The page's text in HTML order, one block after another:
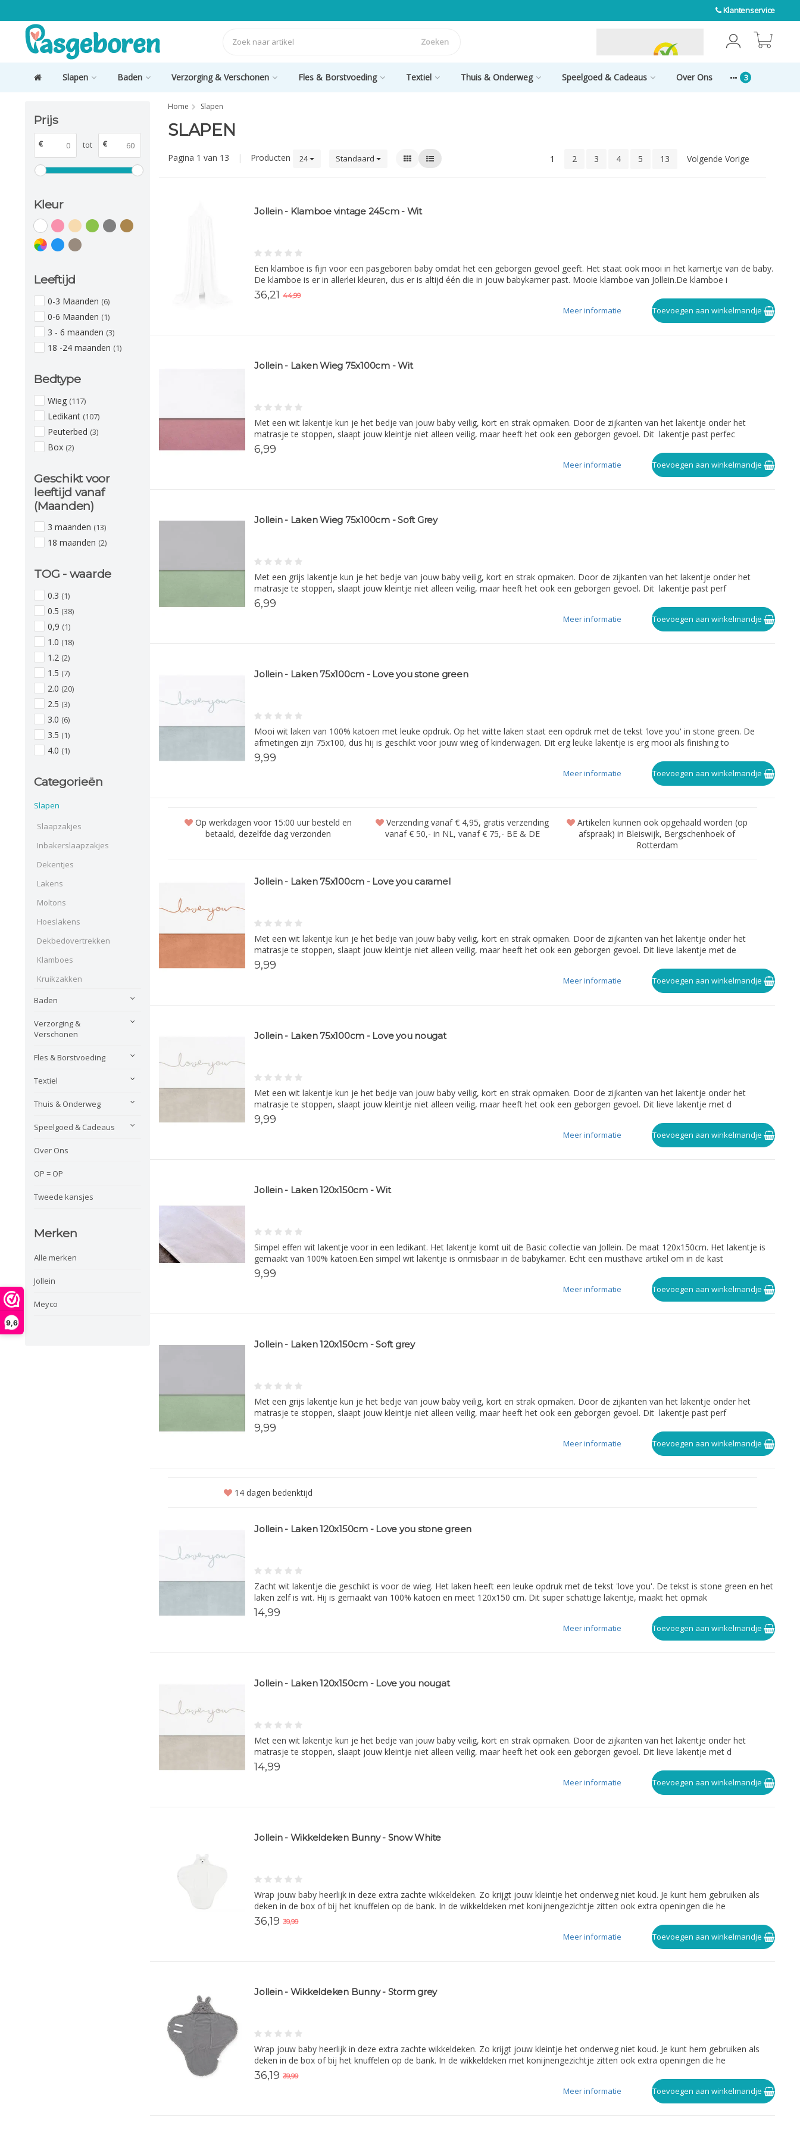
9,6
Klantenservice
Zoeken
Slapen Baden Verzorging & Verschonen Fles & Borstvoeding Textiel Thuis & Onderweg Speelgoed & Cadeaus Over Ons
Prijs
€ tot €
Kleur
Leeftijd
0-3 Maanden (6)
0-6 Maanden (1)
3 - 6 maanden (3)
18 -24 maanden (1)
Bedtype
Wieg (117)
Ledikant (107)
Peuterbed (3)
Box (2)
Geschikt voor
leeftijd vanaf
(Maanden)
3 maanden (13)
18 maanden (2)
TOG - waarde
0.3 (1)
0.5 (38)
0,9 (1)
1.0 (18)
1.2 (2)
1.5 (7)
2.0 (20)
2.5 (3)
3.0 (6)
3.5 (1)
4.0 (1)
Categorieën
Slapen
Slaapzakjes
Inbakerslaapzakjes
Dekentjes
Lakens
Moltons
Hoeslakens
Dekbedovertrekken
Klamboes
Kruikzakken
Baden
Verzorging &
Verschonen
Fles & Borstvoeding
Textiel
Thuis & Onderweg
Speelgoed & Cadeaus
Over Ons
OP = OP
Tweede kansjes
Merken
Alle merken
Jollein
Meyco
Home Slapen
SLAPEN
Pagina 1 van 13 | Producten 24 Standaard 1 2 3 4 5 13 Volgende Vorige
Jollein - Klamboe vintage 245cm - Wit
Een klamboe is fijn voor een pasgeboren baby omdat het een geborgen gevoel geeft. Het staat ook mooi in het kamertje van de baby.
De klamboe is er in allerlei kleuren, dus er is altijd één die in jouw babykamer past. Mooie klamboe van Jollein.De klamboe i
36,21 44,99
Toevoegen aan winkelmandje
Meer informatie
Jollein - Laken Wieg 75x100cm - Wit
Met een wit lakentje kun je het bedje van jouw baby veilig, kort en strak opmaken. Door de zijkanten van het lakentje onder het
matrasje te stoppen, slaapt jouw kleintje niet alleen veilig, maar heeft het ook een geborgen gevoel. Dit lakentje past perfec
6,99
Toevoegen aan winkelmandje
Meer informatie
Jollein - Laken Wieg 75x100cm - Soft Grey
Met een grijs lakentje kun je het bedje van jouw baby veilig, kort en strak opmaken. Door de zijkanten van het lakentje onder het
matrasje te stoppen, slaapt jouw kleintje niet alleen veilig, maar heeft het ook een geborgen gevoel. Dit lakentje past perf
6,99
Toevoegen aan winkelmandje
Meer informatie
Jollein - Laken 75x100cm - Love you stone green
Mooi wit laken van 100% katoen met leuke opdruk. Op het witte laken staat een opdruk met de tekst 'love you' in stone green. De
afmetingen zijn 75x100, dus hij is geschikt voor jouw wieg of kinderwagen. Dit erg leuke lakentje is erg mooi als finishing to
9,99
Toevoegen aan winkelmandje
Meer informatie
Op werkdagen voor 15:00 uur besteld en
betaald, dezelfde dag verzonden
Verzending vanaf € 4,95, gratis verzending
vanaf € 50,- in NL, vanaf € 75,- BE & DE
Artikelen kunnen ook opgehaald worden (op
afspraak) in Bleiswijk, Bergschenhoek of
Rotterdam
Jollein - Laken 75x100cm - Love you caramel
Met een wit lakentje kun je het bedje van jouw baby veilig, kort en strak opmaken. Door de zijkanten van het lakentje onder het
matrasje te stoppen, slaapt jouw kleintje niet alleen veilig, maar heeft het ook een geborgen gevoel. Dit lieve lakentje met de
9,99
Toevoegen aan winkelmandje
Meer informatie
Jollein - Laken 75x100cm - Love you nougat
Met een wit lakentje kun je het bedje van jouw baby veilig, kort en strak opmaken. Door de zijkanten van het lakentje onder het
matrasje te stoppen, slaapt jouw kleintje niet alleen veilig, maar heeft het ook een geborgen gevoel. Dit lieve lakentje met d
9,99
Toevoegen aan winkelmandje
Meer informatie
Jollein - Laken 120x150cm - Wit
Simpel effen wit lakentje voor in een ledikant. Het lakentje komt uit de Basic collectie van Jollein. De maat 120x150cm. Het lakentje is
gemaakt van 100% katoen.Een simpel wit lakentje is onmisbaar in de babykamer. Echt een musthave artikel om in de kast
9,99
Toevoegen aan winkelmandje
Meer informatie
Jollein - Laken 120x150cm - Soft grey
Met een grijs lakentje kun je het bedje van jouw baby veilig, kort en strak opmaken. Door de zijkanten van het lakentje onder het
matrasje te stoppen, slaapt jouw kleintje niet alleen veilig, maar heeft het ook een geborgen gevoel. Dit lakentje past perf
9,99
Toevoegen aan winkelmandje
Meer informatie
14 dagen bedenktijd
Jollein - Laken 120x150cm - Love you stone green
Zacht wit lakentje die geschikt is voor de wieg. Het laken heeft een leuke opdruk met de tekst 'love you'. De tekst is stone green en het
laken zelf is wit. Hij is gemaakt van 100% katoen en meet 120x150 cm. Dit super schattige lakentje, maakt het opmak
14,99
Toevoegen aan winkelmandje
Meer informatie
Jollein - Laken 120x150cm - Love you nougat
Met een wit lakentje kun je het bedje van jouw baby veilig, kort en strak opmaken. Door de zijkanten van het lakentje onder het
matrasje te stoppen, slaapt jouw kleintje niet alleen veilig, maar heeft het ook een geborgen gevoel. Dit lieve lakentje met d
14,99
Toevoegen aan winkelmandje
Meer informatie
Jollein - Wikkeldeken Bunny - Snow White
Wrap jouw baby heerlijk in deze extra zachte wikkeldeken. Zo krijgt jouw kleintje het onderweg niet koud. Je kunt hem gebruiken als
deken in de box of bij het knuffelen op de bank. In de wikkeldeken met konijnengezichtje zitten ook extra openingen die he
36,19 39,99
Toevoegen aan winkelmandje
Meer informatie
Jollein - Wikkeldeken Bunny - Storm grey
Wrap jouw baby heerlijk in deze extra zachte wikkeldeken. Zo krijgt jouw kleintje het onderweg niet koud. Je kunt hem gebruiken als
deken in de box of bij het knuffelen op de bank. In de wikkeldeken met konijnengezichtje zitten ook extra openingen die he
36,19 39,99
Toevoegen aan winkelmandje
Meer informatie